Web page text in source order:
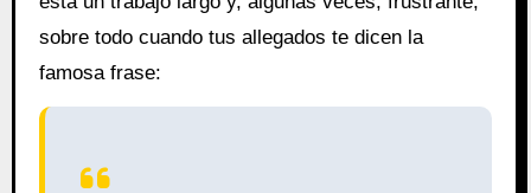
sobre todo cuando tus allegados te dicen la
famosa frase: